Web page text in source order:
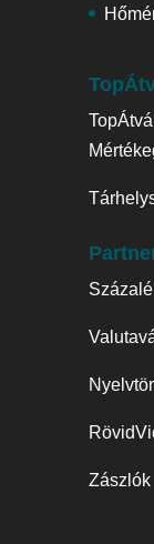
Zászlók